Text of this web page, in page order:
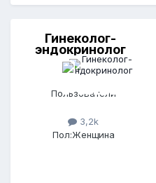
Г
и
н
е
к
г
Гинеколог-
эндокринолог
Пользователи
3,2k
Пол:Женщина